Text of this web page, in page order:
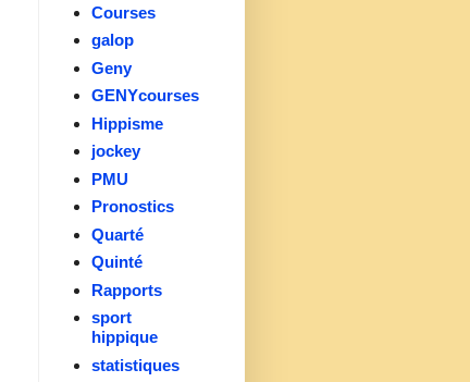
Courses
galop
Geny
GENYcourses
Hippisme
jockey
PMU
Pronostics
Quarté
Quinté
Rapports
sport
hippique
statistiques